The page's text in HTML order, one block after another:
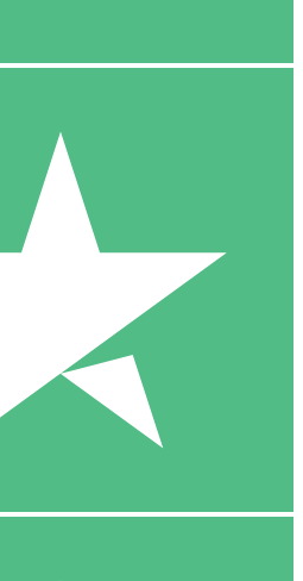
10 Downloads
20 00